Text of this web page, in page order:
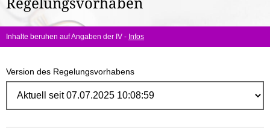
hier:
Inhalte beruhen auf Angaben der IV - Infos
Version des Regelungsvorhabens